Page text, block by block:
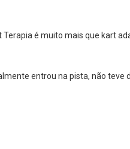
é muito mais que kart
entrou na pista, não teve